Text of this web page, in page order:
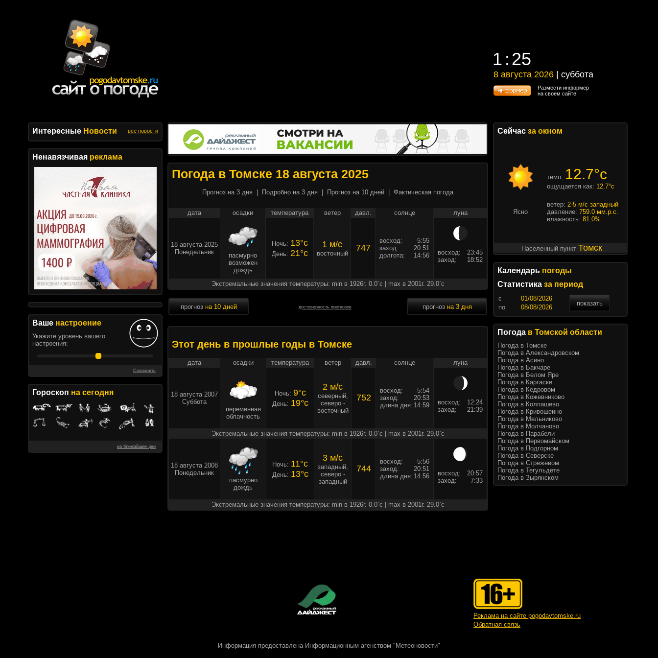
1 25
1 25
8 августа 2026 | суббота
8 августа 2026 | суббота
Размести информер
на своем сайте
Интересные Новости все новости
Ненавязчивая реклама
Ваше настроение
Укажите уровень вашего
настроения:
Сохранить
Гороскоп на сегодня
на ближайшие дни
Погода в Томске 18 августа 2025
Прогноз на 3 дня Подробно на 3 дня Прогноз на 10 дней Фактическая погода
дата осадки температура ветер давл. солнце луна
18 августа 2025
Понедельник
пасмурно
возможен
дождь
Ночь: 13°c
День: 21°c
1 м/c
восточный
747
восход:
5:55
заход:
20:51
долгота:
14:56 восход:
23:45
заход:
18:52
Экстремальные значения температуры: min в 1926г. 0.0`c | max в 2001г. 29.0`c
прогноз на 10 дней достоверность прогнозов прогноз на 3 дня
Этот день в прошлые годы в Томске
дата осадки температура ветер давл. солнце луна
18 августа 2007
Суббота
переменная
облачность
Ночь: 9°c
День: 19°c
2 м/c
северный,
северо -
восточный
752
восход:
5:54
заход:
20:53
длина дня: 14:59 восход:
12:24
заход:
21:39
Экстремальные значения температуры: min в 1926г. 0.0`c | max в 2001г. 29.0`c
18 августа 2008
Понедельник
пасмурно
дождь
Ночь: 11°c
День: 13°c
3 м/c
западный,
северо -
западный
744
восход:
5:56
заход:
20:51
длина дня: 14:56 восход:
20:57
заход:
7:33
Экстремальные значения температуры: min в 1926г. 0.0`c | max в 2001г. 29.0`c
Сейчас за окном
темп: 12.7°c
ощущается как: 12.7°c
Ясно
ветер: 2-5 м/с западный
давление: 759.0 мм.р.с.
влажность: 81.0%
Населенный пункт Томск
Календарь погоды
Статистика за период
c
показать
по
Погода в Томской области
Погода в Томске
Погода в Александровском
Погода в Асино
Погода в Бакчаре
Погода в Белом Яре
Погода в Каргаске
Погода в Кедровом
Погода в Кожевниково
Погода в Колпашево
Погода в Кривошеино
Погода в Мельниково
Погода в Молчаново
Погода в Парабели
Погода в Первомайском
Погода в Подгорном
Погода в Северске
Погода в Стрежевом
Погода в Тегульдете
Погода в Зырянском
Реклама на сайте pogodavtomske.ru
Обратная связь
Информация предоставлена Информационным агенством "Метеоновости"